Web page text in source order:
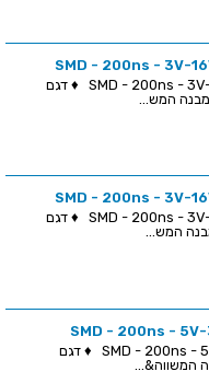
משווה - 2 ערוצים - SMD - 200ns - 3V-16V ♦ דגם
משווה - 2 ערוצים - SMD - 200ns - 3V-16V ♦ דגם
משווה - ערוץ 1 - SMD - 200ns - 5V-36V ♦ דגם